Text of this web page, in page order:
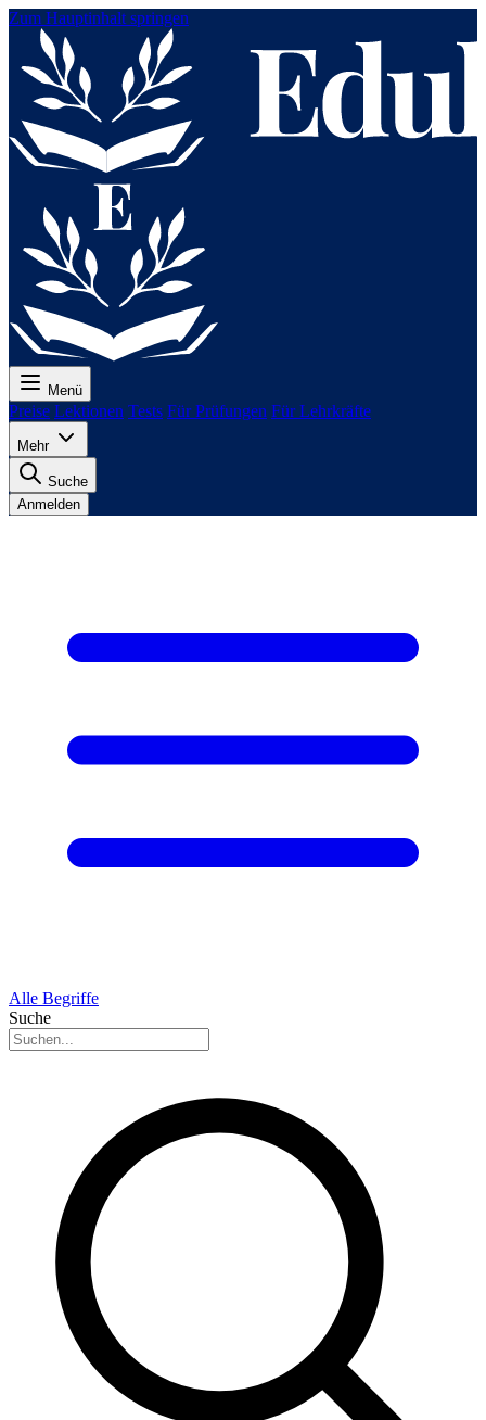
Zum Hauptinhalt springen
Menü
Preise Lektionen Tests Für Prüfungen Für Lehrkräfte
Mehr
Suche
Anmelden
Alle Begriffe
Suche